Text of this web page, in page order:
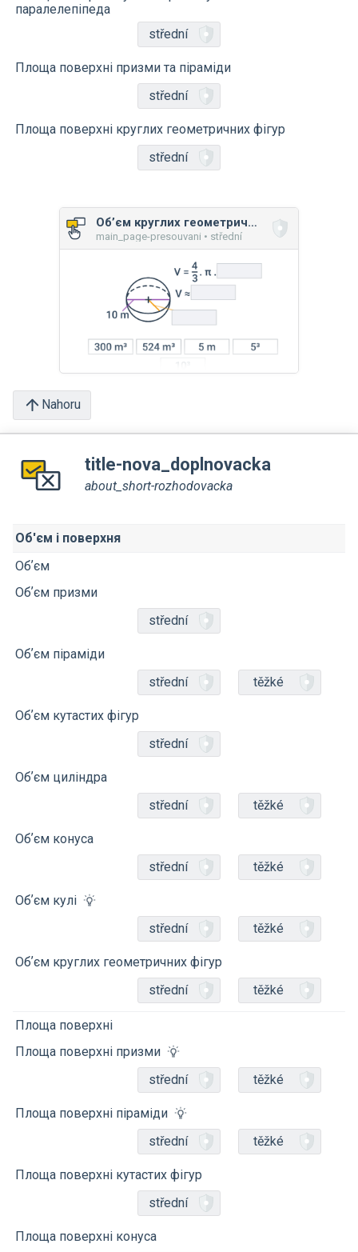
паралелепіпеда
střední
Площа поверхні призми та піраміди
střední
Площа поверхні круглих геометричних фігур
střední
Обʼєм круглих геометричних фігур
main_page-presouvani • střední
Nahoru
title-nova_doplnovacka
about_short-rozhodovacka
Об'єм і поверхня
Обʼєм
Обʼєм призми
střední
Обʼєм піраміди
střední
těžké
Обʼєм кутастих фігур
střední
Обʼєм циліндра
střední
těžké
Обʼєм конуса
střední
těžké
Обʼєм кулі
střední
těžké
Обʼєм круглих геометричних фігур
střední
těžké
Площа поверхні
Площа поверхні призми
střední
těžké
Площа поверхні піраміди
střední
těžké
Площа поверхні кутастих фігур
střední
Площа поверхні конуса